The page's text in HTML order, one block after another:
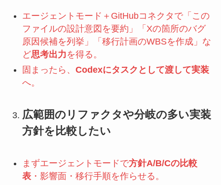
エージェントモード＋GitHubコネクタで「この
ファイルの設計意図を要約」「Xの箇所のバグ
原因候補を列挙」「移行計画のWBSを作成」な
ど思考出力 を得る。
固まったら、 Codexにタスクとして渡して実装
へ。
広範囲のリファクタや分岐の多い実装
方針を比較したい
まずエージェントモードで方針A/B/Cの比較
表・影響面・移行手順を作らせる。